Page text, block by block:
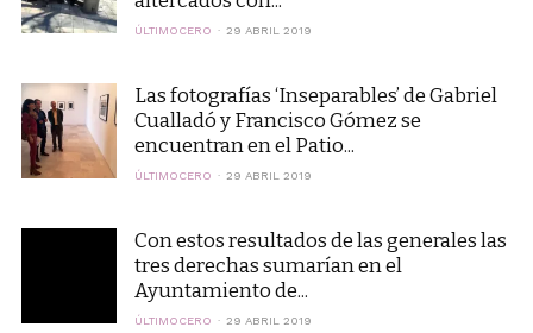
ÚLTIMOCERO 29 ABRIL 2019
Las fotografías ‘Inseparables’ de Gabriel
Cualladó y Francisco Gómez se
encuentran en el Patio...
ÚLTIMOCERO 29 ABRIL 2019
Con estos resultados de las generales las
tres derechas sumarían en el
Ayuntamiento de...
ÚLTIMOCERO 29 ABRIL 2019